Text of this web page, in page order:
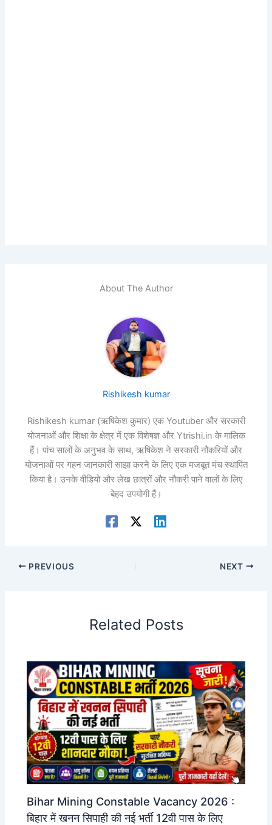
About The Author
Rishikesh kumar
Rishikesh kumar (ऋषिकेश कुमार) एक Youtuber और सरकारी
योजनाओं और शिक्षा के क्षेत्र में एक विशेषज्ञ और Ytrishi.in के मालिक
हैं। पांच सालों के अनुभव के साथ, ऋषिकेश ने सरकारी नौकरियों और
योजनाओं पर गहन जानकारी साझा करने के लिए एक मजबूत मंच स्थापित
किया है। उनके वीडियो और लेख छात्रों और नौकरी पाने वालों के लिए
बेहद उपयोगी हैं।
PREVIOUS NEXT
Related Posts
Bihar Mining Constable Vacancy 2026 :
बिहार में खनन सिपाही की नई भर्ती 12वी पास के लिए